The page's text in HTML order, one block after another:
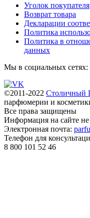
Уголок покупателя
Возврат товара
Декларации
Политика
Политика в
данных
Мы в социальных сетях:
©2011-2022 Столичный
парфюмерии и
Все права защищены
Информация на сайте
Электронная почта:
Телефон для
8 800 101 52 46